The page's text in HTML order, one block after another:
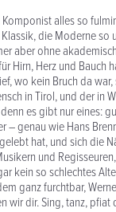
alles so
die Moderne
aber ohne
Hirn, Herz und
wo kein Bruch da
in Tirol, und der in
es gibt nur eines:
– genau wie Hans
hat, und sich die
und
kein so schlechtes
ganz furchtbar,
wir dir. Sing, tanz,